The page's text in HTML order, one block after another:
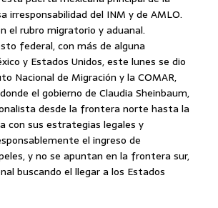
irresponsabilidad del INM y de AMLO.
el rubro migratorio y aduanal.
federal, con más de alguna
y Estados Unidos, este lunes se dio
Nacional de Migración y la COMAR,
el gobierno de Claudia Sheinbaum,
desde la frontera norte hasta la
con sus estrategias legales y
el ingreso de
y no se apuntan en la frontera sur,
buscando el llegar a los Estados